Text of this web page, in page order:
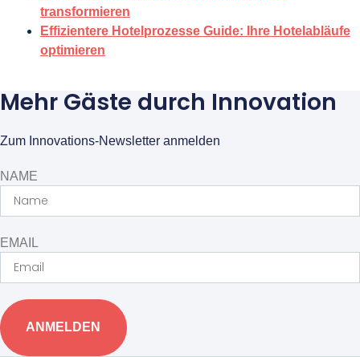
transformieren
Effizientere Hotelprozesse Guide: Ihre Hotelabläufe
optimieren
Mehr Gäste durch Innovation
Zum Innovations-Newsletter anmelden
NAME
EMAIL
ANMELDEN